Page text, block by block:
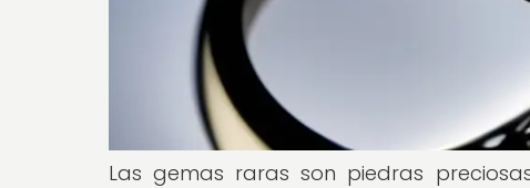
Las gemas raras son piedras